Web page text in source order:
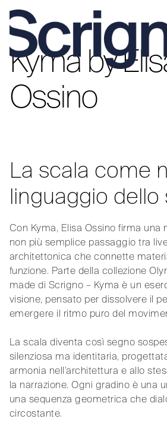
Vai
contenuto
Kyma by
Ossino
La scala come
linguaggio dello
Con Kyma, Elisa Ossino firma una
non più semplice passaggio tra
architettonica che connette
funzione. Parte della collezione
made di Scrigno – Kyma è un
visione, pensato per dissolvere il
emergere il ritmo puro del
La scala diventa così segno
silenziosa ma identitaria,
armonia nell’architettura e allo
la narrazione. Ogni gradino è una
una sequenza geometrica che
circostante.